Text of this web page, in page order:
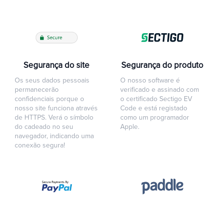
Segurança do site
Os seus dados pessoais
permanecerão
confidenciais porque o
nosso site funciona através
de HTTPS. Verá o símbolo
do cadeado no seu
navegador, indicando uma
conexão segura!
Segurança do produto
O nosso software é
verificado e assinado com
o certificado Sectigo EV
Code e está registado
como um programador
Apple.